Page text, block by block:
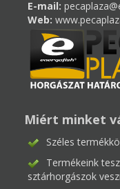
E-mail:
Web:
Miért minket
Széles
Termékeink
sztárhorgászok